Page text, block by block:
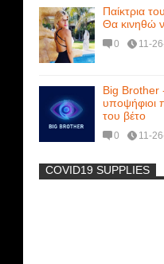
Παίκτρια
Θα κινηθώ
0 11-
Big Brother
υποψήφιοι
του βέτο
0 11-
-
COVID19 SUPPLIES